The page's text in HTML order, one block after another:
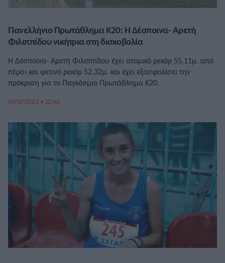
Πανελλήνιο Πρωτάθλημα Κ20: Η Δέσποινα- Αρετή
Φιλιππίδου νικήτρια στη δισκοβολία
Η Δέσποινα- Αρετή Φιλιππίδου έχει ατομικό ρεκόρ 55,11μ. από
πέρσι και φετινό ρεκόρ 52,32μ. και έχει εξασφαλίσει την
πρόκριση για το Παγκόσμιο Πρωτάθλημα Κ20.
09/07/2022 • 22:40